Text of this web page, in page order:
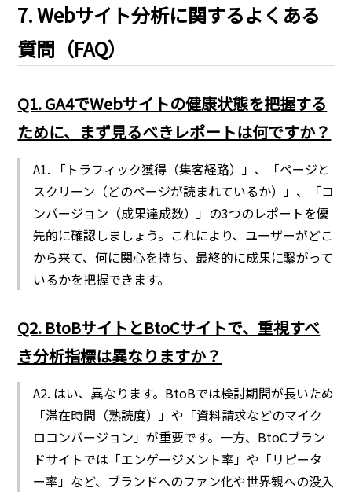
7. Webサイト分析に関するよくある
質問（FAQ）
Q1. GA4でWebサイトの健康状態を把握する
ために、まず見るべきレポートは何ですか？
A1. 「トラフィック獲得（集客経路）」、「ページと
スクリーン（どのページが読まれているか）」、「コ
ンバージョン（成果達成数）」の3つのレポートを優
先的に確認しましょう。これにより、ユーザーがどこ
から来て、何に関心を持ち、最終的に成果に繋がって
いるかを把握できます。
Q2. BtoBサイトとBtoCサイトで、重視すべ
き分析指標は異なりますか？
A2. はい、異なります。BtoBでは検討期間が長いため
「滞在時間（熟読度）」や「資料請求などのマイク
ロコンバージョン」が重要です。一方、BtoCブラン
ドサイトでは「エンゲージメント率」や「リピータ
ー率」など、ブランドへのファン化や世界観への没入